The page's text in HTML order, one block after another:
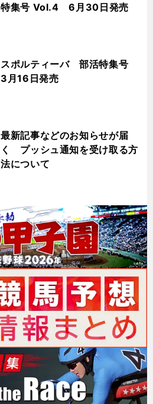
特集号 Vol.4 6月30日発売
スポルティーバ 部活特集号
3月16日発売
最新記事などのお知らせが届
く プッシュ通知を受け取る方
法について